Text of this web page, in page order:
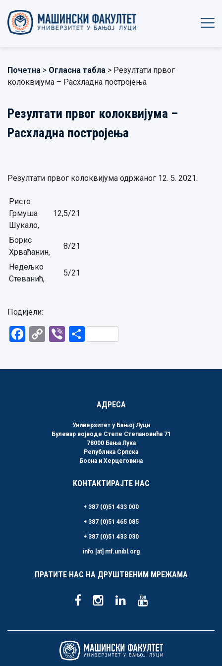
Почетна > Огласна табла > Резултати првог
колоквијума – Расхладна постројења
Резултати првог колоквијума –
Расхладна постројења
Резултати првог колоквијума одржаног 12. 5. 2021.
Ристо
Грмуша
Шукало,
12,5/21
Борис
Хрваћанин,
8/21
Недељко
Стеванић,
5/21
Подијели:
Facebook
CopyViberShare
АДРЕСА
Универзитет у Бањој Луци
Булевар војводе Степе Степановића 71
78000 Бања Лука
Република Српска
Босна и Херцеговина
КОНТАКТИРАЈТЕ НАС
+ 387 (0)51 433 000
+ 387 (0)51 465 085
+ 387 (0)51 433 030
info [at] mf.unibl.org
ПРАТИТЕ НАС НА ДРУШТВЕНИМ МРЕЖАМА